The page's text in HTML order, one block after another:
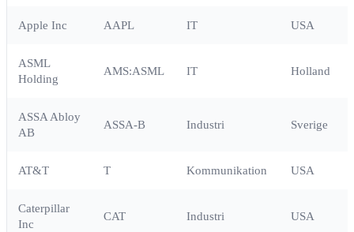
Apple Inc AAPL IT USA
ASML
Holding
AMS:ASML IT Holland
ASSA Abloy
AB
ASSA-B Industri Sverige
AT&T T Kommunikation USA
Caterpillar
Inc
CAT Industri USA